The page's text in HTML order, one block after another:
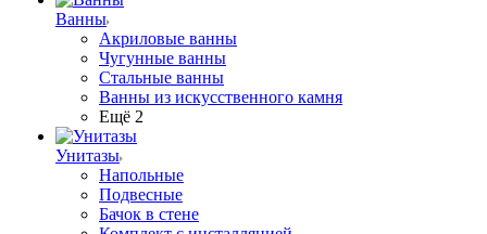
Ванны
Акриловые ванны
Чугунные ванны
Стальные ванны
Ванны из искусственного камня
Ещё 2
Унитазы
Напольные
Подвесные
Бачок в стене